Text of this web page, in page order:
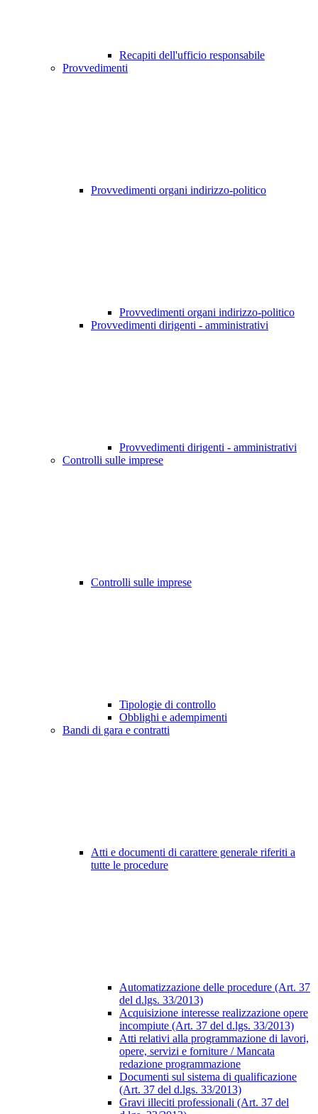
Recapiti dell'ufficio responsabile
Provvedimenti
Provvedimenti organi indirizzo-politico
Provvedimenti organi indirizzo-politico
Provvedimenti dirigenti - amministrativi
Provvedimenti dirigenti - amministrativi
Controlli sulle imprese
Controlli sulle imprese
Tipologie di controllo
Obblighi e adempimenti
Bandi di gara e contratti
Atti e documenti di carattere generale riferiti a
tutte le procedure
Automatizzazione delle procedure (Art. 37
del d.lgs. 33/2013)
Acquisizione interesse realizzazione opere
incompiute (Art. 37 del d.lgs. 33/2013)
Atti relativi alla programmazione di lavori,
opere, servizi e forniture / Mancata
redazione programmazione
Documenti sul sistema di qualificazione
(Art. 37 del d.lgs. 33/2013)
Gravi illeciti professionali (Art. 37 del